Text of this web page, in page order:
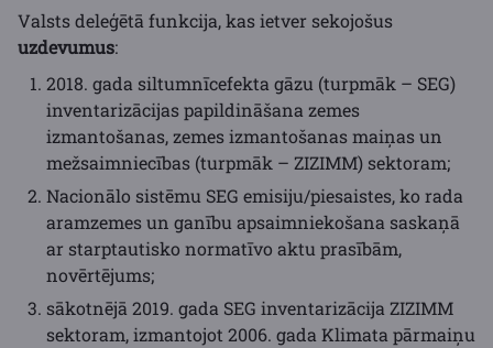
Valsts deleģētā funkcija, kas ietver sekojošus
uzdevumus:
2018. gada siltumnīcefekta gāzu (turpmāk – SEG)
inventarizācijas papildināšana zemes
izmantošanas, zemes izmantošanas maiņas un
mežsaimniecības (turpmāk – ZIZIMM) sektoram;
Nacionālo sistēmu SEG emisiju/piesaistes, ko rada
aramzemes un ganību apsaimniekošana saskaņā
ar starptautisko normatīvo aktu prasībām,
novērtējums;
sākotnējā 2019. gada SEG inventarizācija ZIZIMM
sektoram, izmantojot 2006. gada Klimata pārmaiņu